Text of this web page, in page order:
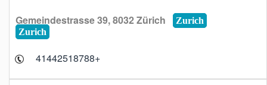
Gemeindestrasse 39, 8032 Zürich
Zurich
Zurich
+41442518788